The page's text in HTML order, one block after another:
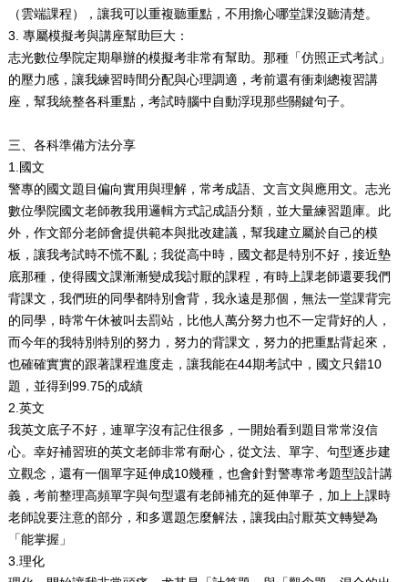
（雲端課程），讓我可以重複聽重點，不用擔心哪堂課沒聽清楚。
3. 專屬模擬考與講座幫助巨大：
志光數位學院定期舉辦的模擬考非常有幫助。那種「仿照正式考試」
的壓力感，讓我練習時間分配與心理調適，考前還有衝刺總複習講
座，幫我統整各科重點，考試時腦中自動浮現那些關鍵句子。
三、各科準備方法分享
1. 國文
警專的國文題目偏向實用與理解，常考成語、文言文與應用文。 志光
數位學院國文老師教我用邏輯方式記成語分類，並大量練習題庫。 此
外，作文部分老師會提供範本與批改建議，幫我建立屬於自己的模
板，讓我考試時不慌不亂；我從高中時，國文都是特別不好，接近墊
底那種，使得國文課漸漸變成我討厭的課程， 有時上課老師還要我們
背課文 ，我們班的同學都特別會背，我永遠是那個，無法一堂課背完
的同學，時常午休被叫去罰站，比他人萬分努力也不一定背好的人，
而今年的我特別特別的努力，努力的背課文，努力的把重點背起來，
也確確實實的跟著課程進度走，讓我能在44期考試中，國文只錯10
題，並得到99.75的成績
2. 英文
我英文底子不好，連單字沒有記住很多，一開始看到題目常常沒信
心。幸好補習班的英文老師非常有耐心，從文法、單字、句型逐步建
立觀念，還有一個單字延伸成10幾種，也會針對警專常考題型設計講
義，考前整理高頻單字與句型還有老師補充的延伸單子，加上上課時
老師說要注意的部分，和多選題怎麼解法，讓我由討厭英文轉變為
「能掌握」
3. 理化